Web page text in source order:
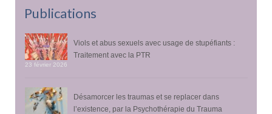
Publications
Viols et abus sexuels avec usage de stupéfiants :
Traitement avec la PTR
23 février 2026
Désamorcer les traumas et se replacer dans
l’existence, par la Psychothérapie du Trauma